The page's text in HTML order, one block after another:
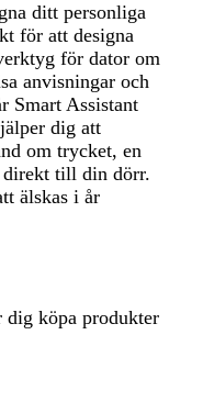
ditt personliga
för att designa
för dator om
anvisningar och
Smart Assistant
dig att
om trycket, en
direkt till din dörr.
älskas i år
dig köpa produkter